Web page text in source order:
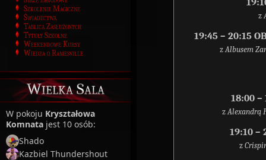
Szkolenie Magiczne
Świadectwa
Tablica Zasłużonych
Tytuły Szkolne
Weekendowe Kursy
Wiedza o Ramesville
Wielka Sala
W pokoju Kryształowa
Komnata jest 10 osób:
Shado
Kazbiel Thundershout
z
19:45 – 20:15
zAlbusem
18:00 –
zAlexandrą
19:10 –
z